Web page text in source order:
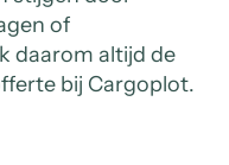
of
daarom altijd de
bij Cargoplot.